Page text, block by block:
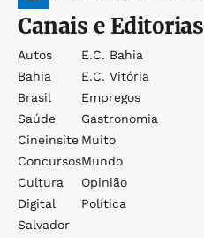
Canais e Editorias
Autos
Bahia
Brasil
Saúde
Cineinsite
Concursos
Cultura
Digital
Salvador
E.c. Bahia
E.c. Vitória
Empregos
Gastronomia
Muito
Mundo
Opinião
Política